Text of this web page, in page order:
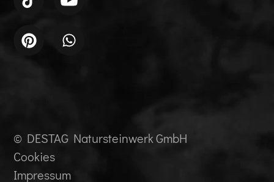
© DESTAG Natursteinwerk GmbH
Cookies
Impressum